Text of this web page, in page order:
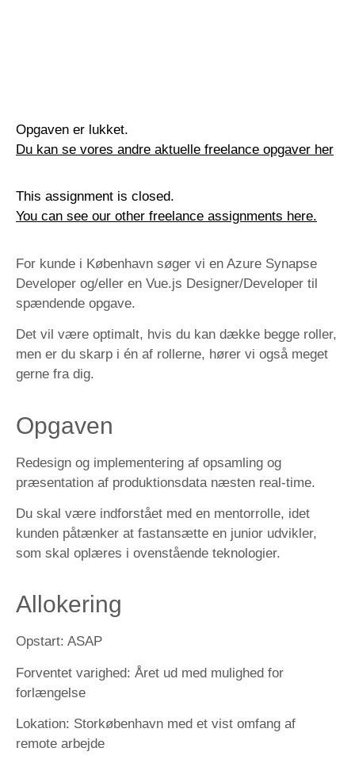
Opgaven er lukket.
Du kan se vores andre aktuelle freelance opgaver her
This assignment is closed.
You can see our other freelance assignments here.
For kunde i København søger vi en Azure Synapse
Developer og/eller en Vue.js Designer/Developer til
spændende opgave.
Det vil være optimalt, hvis du kan dække begge roller,
men er du skarp i én af rollerne, hører vi også meget
gerne fra dig.
Opgaven
Redesign og implementering af opsamling og
præsentation af produktionsdata næsten real-time.
Du skal være indforstået med en mentorrolle, idet
kunden påtænker at fastansætte en junior udvikler,
som skal oplæres i ovenstående teknologier.
Allokering
Opstart: ASAP
Forventet varighed: Året ud med mulighed for
forlængelse
Lokation: Storkøbenhavn med et vist omfang af
remote arbejde